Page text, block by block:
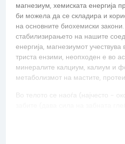
магнезиум, хемиската енергија
би можела да се складира и
на основните биохемиски
стабилизирањето на нашите
енергија, магнезиумот
триста ензими, неопходен е во
минералите калциум, калиум и
метаболизмот на мастите,
Во телото се наоѓа (најчесто -